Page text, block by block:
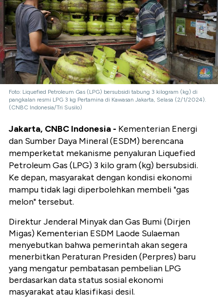
Foto: Liquefied Petroleum Gas (LPG) bersubsidi tabung 3 kilogram (kg) di
pangkalan resmi LPG 3 kg Pertamina di Kawasan Jakarta, Selasa (2/1/2024).
(CNBC Indonesia/Tri Susilo)
Jakarta, CNBC Indonesia - Kementerian Energi
dan Sumber Daya Mineral (ESDM) berencana
memperketat mekanisme penyaluran Liquefied
Petroleum Gas (LPG) 3 kilo gram (kg) bersubsidi.
Ke depan, masyarakat dengan kondisi ekonomi
mampu tidak lagi diperbolehkan membeli "gas
melon" tersebut.
Direktur Jenderal Minyak dan Gas Bumi (Dirjen
Migas) Kementerian ESDM Laode Sulaeman
menyebutkan bahwa pemerintah akan segera
menerbitkan Peraturan Presiden (Perpres) baru
yang mengatur pembatasan pembelian LPG
berdasarkan data status sosial ekonomi
masyarakat atau klasifikasi desil.